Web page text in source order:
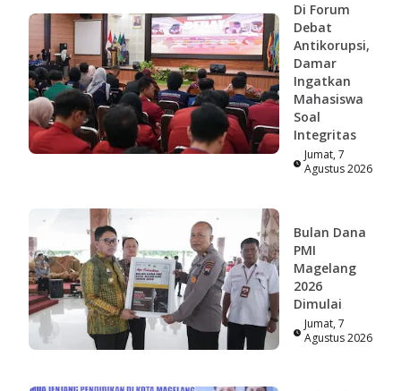
Di Forum
Debat
Antikorupsi,
Damar
Ingatkan
Mahasiswa
Soal
Integritas
Jumat, 7
Agustus 2026
Bulan Dana
PMI
Magelang
2026
Dimulai
Jumat, 7
Agustus 2026